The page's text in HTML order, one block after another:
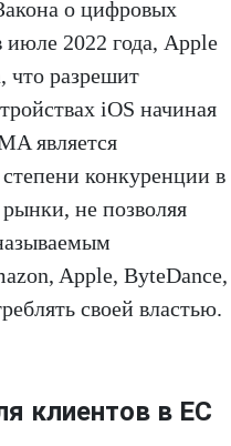
о цифровых
2022 года, Apple
что разрешит
iOS начиная
является
конкуренции в
не позволяя
Apple, ByteDance,
своей властью.
клиентов в ЕС